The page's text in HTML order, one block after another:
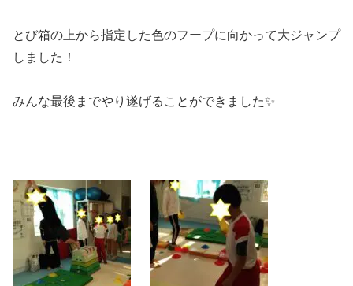
とび箱の上から指定した色のフープに向かって大ジャンプ
しました！
みんな最後までやり遂げることができました✨